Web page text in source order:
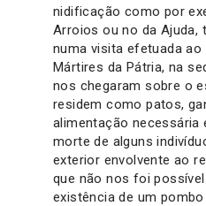
nidificação como por
Arroios ou no da Ajuda,
numa visita efetuada ao
Mártires da Pátria, na
nos chegaram sobre o
residem como patos,
alimentação necessária
morte de alguns
exterior envolvente ao
que não nos foi
existência de um